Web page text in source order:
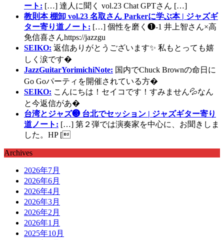
ート: […] 達人に聞く vol.23 Chat GPTさん […]
教則本 棚卸 vol.23 名取さん Parkerに学ぶ本 | ジャズギ
ター寄り道ノート: […] 個性を磨く❶-1 井上智さん×高
免信喜さんhttps://jazzgu
SEIKO: 返信ありがとうございます✨ 私もとっても嬉
しく涙です�
JazzGuitarYorimichiNote: 国内でChuck Brownの命日に
Go Goパーティを開催されている方�
SEIKO: こんにちは！セイコです！すみません💦なん
と今返信があ�
台湾とジャズ❸ 台北でセッション | ジャズギター寄り
道ノート: […] 第２弾では演奏家を中心に、お聞きしま
した。HP [
Archives
2026年7月
2026年6月
2026年4月
2026年3月
2026年2月
2026年1月
2025年10月